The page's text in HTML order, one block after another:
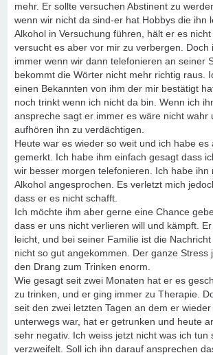
mehr. Er sollte versuchen Abstinent zu
wenn wir nicht da sind-er hat Hobbys die ihn
Alkohol in Versuchung führen, hält er es
versucht es aber vor mir zu verbergen. Doch
immer wenn wir dann telefonieren an seiner
bekommt die Wörter nicht mehr richtig raus.
einen Bekannten von ihm der mir bestätigt
noch trinkt wenn ich nicht da bin. Wenn ich
anspreche sagt er immer es wäre nicht wahr
aufhören ihn zu verdächtigen.
Heute war es wieder so weit und ich habe es
gemerkt. Ich habe ihm einfach gesagt dass
wir besser morgen telefonieren. Ich habe ihn
Alkohol angesprochen. Es verletzt mich
dass er es nicht schafft.
Ich möchte ihm aber gerne eine Chance
dass er uns nicht verlieren will und kämpft.
leicht, und bei seiner Familie ist die
nicht so gut angekommen. Der ganze Stress
den Drang zum Trinken enorm.
Wie gesagt seit zwei Monaten hat er es
zu trinken, und er ging immer zu Therapie.
seit den zwei letzten Tagen an dem er
unterwegs war, hat er getrunken und heute
sehr negativ. Ich weiss jetzt nicht was ich tun
verzweifelt. Soll ich ihn darauf ansprechen